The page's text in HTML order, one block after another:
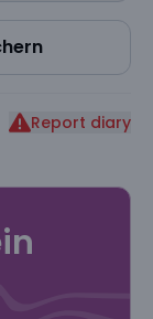
Report diary